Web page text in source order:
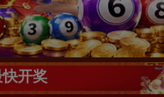
开奖